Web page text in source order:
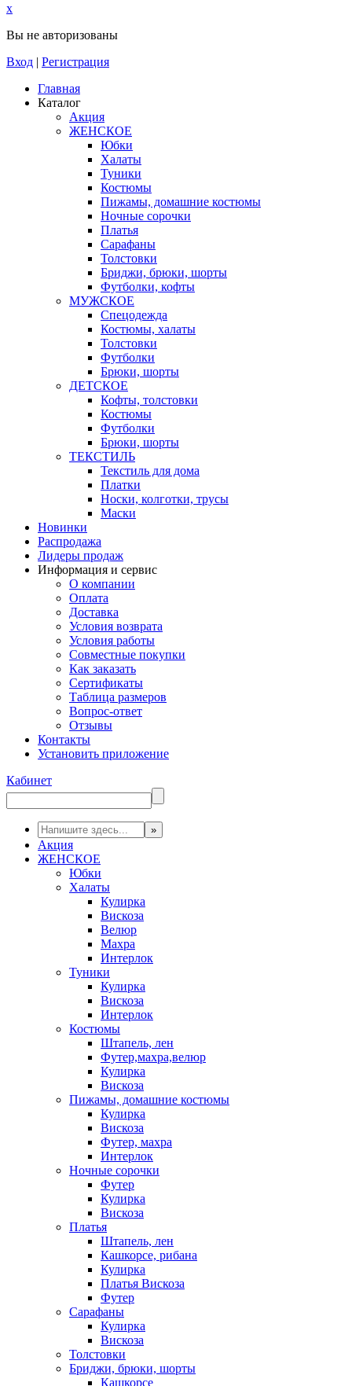
x
Вы не авторизованы
Вход | Регистрация
Главная
Каталог
Акция
ЖЕНСКОЕ
Юбки
Халаты
Туники
Костюмы
Пижамы, домашние костюмы
Ночные сорочки
Платья
Сарафаны
Толстовки
Бриджи, брюки, шорты
Футболки, кофты
МУЖСКОЕ
Спецодежда
Костюмы, халаты
Толстовки
Футболки
Брюки, шорты
ДЕТСКОЕ
Кофты, толстовки
Костюмы
Футболки
Брюки, шорты
ТЕКСТИЛЬ
Текстиль для дома
Платки
Носки, колготки, трусы
Маски
Новинки
Распродажа
Лидеры продаж
Информация и сервис
О компании
Оплата
Доставка
Условия возврата
Условия работы
Совместные покупки
Как заказать
Сертификаты
Таблица размеров
Вопрос-ответ
Отзывы
Контакты
Установить приложение
Кабинет
Акция
ЖЕНСКОЕ
Юбки
Халаты
Кулирка
Вискоза
Велюр
Махра
Интерлок
Туники
Кулирка
Вискоза
Интерлок
Костюмы
Штапель, лен
Футер,махра,велюр
Кулирка
Вискоза
Пижамы, домашние костюмы
Кулирка
Вискоза
Футер, махра
Интерлок
Ночные сорочки
Футер
Кулирка
Вискоза
Платья
Штапель, лен
Кашкорсе, рибана
Кулирка
Платья Вискоза
Футер
Сарафаны
Кулирка
Вискоза
Толстовки
Бриджи, брюки, шорты
Кашкорсе